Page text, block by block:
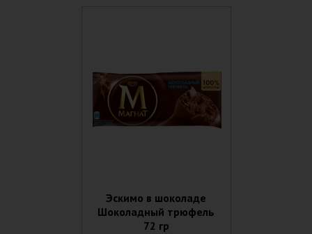
Эскимо в шоколаде
Шоколадный трюфель
72 гр